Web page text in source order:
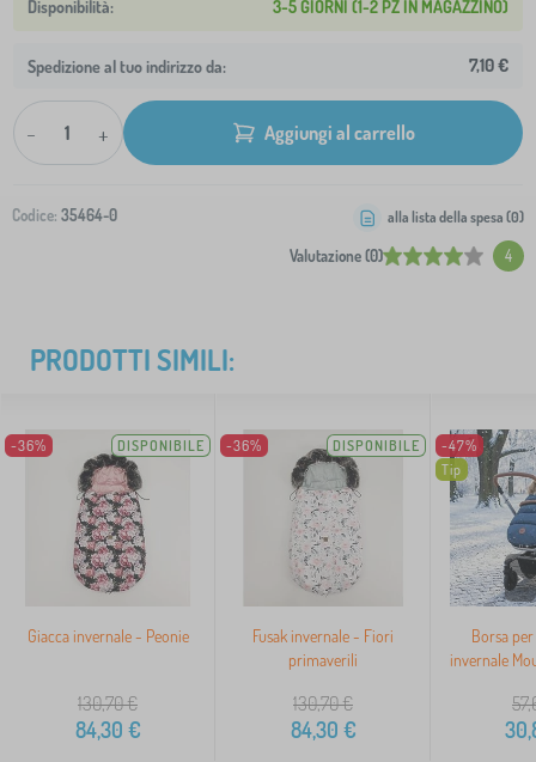
3-5 GIORNI (1-2 PZ IN MAGAZZINO)
Spedizione al tuo indirizzo da: 7,10 €
- + Aggiungi al carrello
Codice: 35464-0
Valutazione (0) 4
alla lista della spesa (0)
PRODOTTI SIMILI:
-36% DISPONIBILE
Giacca invernale - Peonie
130,70€
84,30 €
-36% DISPONIBILE
Fusak invernale - Fiori
primaverili
130,70€
84,30 €
-47%
Tip
Borsa
invernale
>